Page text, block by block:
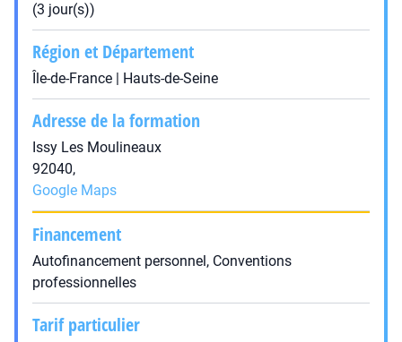
(3 jour(s))
Région et Département
Île-de-France | Hauts-de-Seine
Adresse de la formation
Issy Les Moulineaux
92040,
Google Maps
Financement
Autofinancement personnel, Conventions
professionnelles
Tarif particulier